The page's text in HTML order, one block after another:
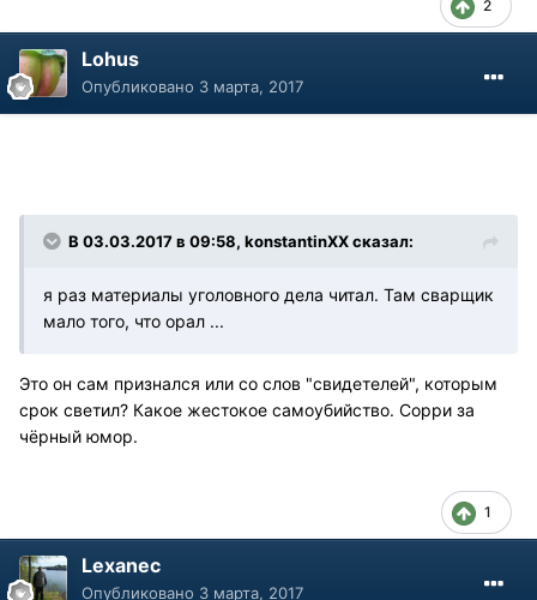
2
Lohus
Опубликовано 3 марта, 2017
В 03.03.2017 в 09:58, konstantinXX сказал:
я раз материалы уголовного дела читал. Там сварщик
мало того, что орал ...
Это он сам признался или со слов "свидетелей", которым
срок светил? Какое жестокое самоубийство. Сорри за
чёрный юмор.
1
Lexanec
Опубликовано 3 марта, 2017